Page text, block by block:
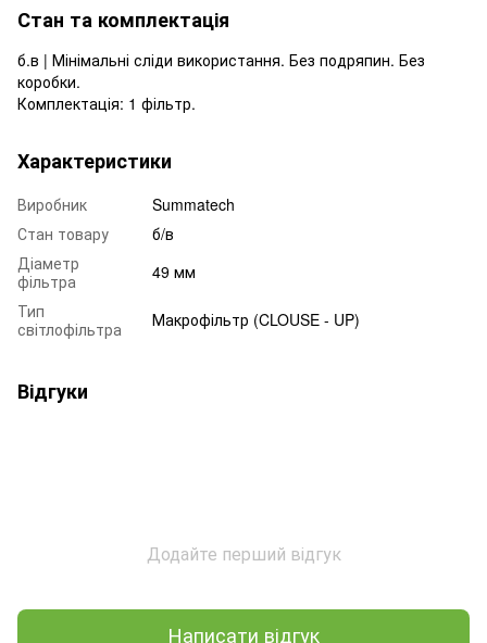
Стан та комплектація
б.в | Мінімальні сліди використання. Без подряпин. Без
коробки.
Комплектація: 1 фільтр.
Характеристики
Виробник
Summatech
Стан товару
б/в
Діаметр
фільтра
49 мм
Тип
світлофільтра
Макрофільтр (CLOUSE - UP)
Відгуки
Додайте перший відгук
Написати відгук